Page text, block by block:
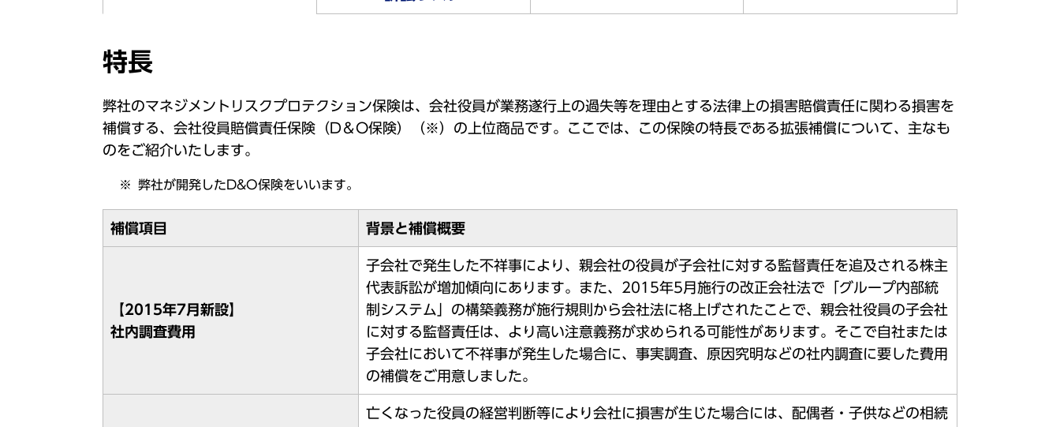
特長
弊社のマネジメントリスクプロテクション保険は、会社役員が業務遂行上の過失等を理由とする法律上の損害賠償責任に関わる損害を
補償する、会社役員賠償責任保険（D＆O保険）（※）の上位商品です。ここでは、この保険の特長である拡張補償について、主なも
のをご紹介いたします。
弊社が開発したD&O保険をいいます。
補償項目 背景と補償概要
【2015年7月新設】
社内調査費用
子会社で発生した不祥事により、親会社の役員が子会社に対する監督責任を追及される株主
代表訴訟が増加傾向にあります。また、2015年5月施行の改正会社法で「グループ内部統
制システム」の構築義務が施行規則から会社法に格上げされたことで、親会社役員の子会社
に対する監督責任は、より高い注意義務が求められる可能性があります。そこで自社または
子会社において不祥事が発生した場合に、事実調査、原因究明などの社内調査に要した費用
の補償をご用意しました。
亡くなった役員の経営判断等により会社に損害が生じた場合には、配偶者・子供などの相続